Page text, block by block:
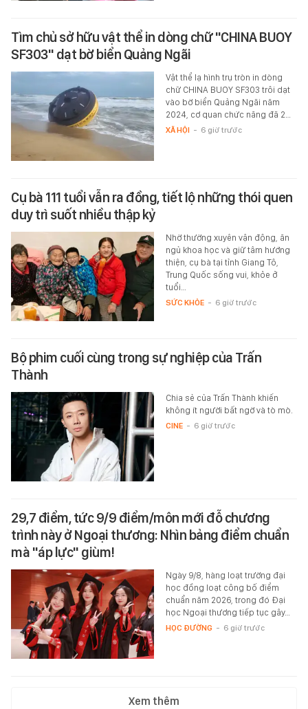
Tìm chủ sở hữu vật thể in dòng chữ "CHINA BUOY
SF303" dạt bờ biển Quảng Ngãi
Vật thể lạ hình trụ tròn in dòng
chữ CHINA BUOY SF303 trôi dạt
vào bờ biển Quảng Ngãi năm
2024, cơ quan chức năng đã 2…
XÃ HỘI - 6 giờ trước
Cụ bà 111 tuổi vẫn ra đồng, tiết lộ những thói quen
duy trì suốt nhiều thập kỷ
Nhờ thường xuyên vận động, ăn
ngủ khoa học và giữ tâm hướng
thiện, cụ bà tại tỉnh Giang Tô,
Trung Quốc sống vui, khỏe ở
tuổi…
SỨC KHỎE - 6 giờ trước
Bộ phim cuối cùng trong sự nghiệp của Trấn
Thành
Chia sẻ của Trấn Thành khiến
không ít người bất ngờ và tò mò.
CINE - 6 giờ trước
29,7 điểm, tức 9/9 điểm/môn mới đỗ chương
trình này ở Ngoại thương: Nhìn bảng điểm chuẩn
mà "áp lực" giùm!
Ngày 9/8, hàng loạt trường đại
học đồng loạt công bố điểm
chuẩn năm 2026, trong đó Đại
học Ngoại thương tiếp tục gây…
HỌC ĐƯỜNG - 6 giờ trước
Xem thêm